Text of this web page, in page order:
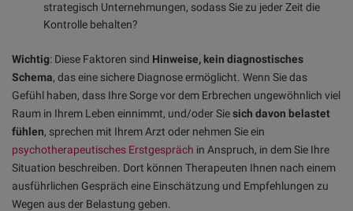
strategisch Unternehmungen, sodass Sie zu jeder Zeit die
Kontrolle behalten?
Wichtig: Diese Faktoren sind Hinweise, kein diagnostisches
Schema, das eine sichere Diagnose ermöglicht. Wenn Sie das
Gefühl haben, dass Ihre Sorge vor dem Erbrechen ungewöhnlich viel
Raum in Ihrem Leben einnimmt, und/oder Siesich davon belastet
fühlen, sprechen mit Ihrem Arzt oder nehmen Sie ein
psychotherapeutisches Erstgespräch in Anspruch, in dem Sie Ihre
Situation beschreiben. Dort können Therapeuten Ihnen nach einem
ausführlichen Gespräch eine Einschätzung und Empfehlungen zu
Wegen aus der Belastung geben.